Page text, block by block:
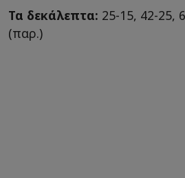
Τα δεκάλεπτα: 25-15, 42-25,
(παρ.)